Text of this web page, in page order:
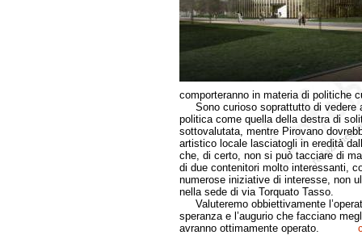
comporteranno in materia di politiche
Sono curioso soprattutto di vedere
politica come quella della destra di
sottovalutata, mentre Pirovano
artistico locale lasciatogli in eredità
che, di certo, non si può tacciare di
di due contenitori molto interessanti,
numerose iniziative di interesse, non
nella sede di via Torquato Tasso.
Valuteremo obbiettivamente
speranza e l’augurio che facciano
avranno ottimamente operato.